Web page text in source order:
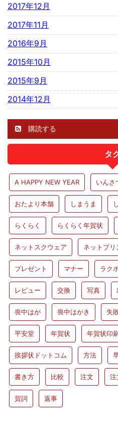
2017年12月
2017年11月
2016年9月
2015年10月
2015年9月
2014年12月
購読する
タ
A HAPPY NEW YEAR いんさ
おたより本舗 しまうま
らくらく らくらく年賀状
ネットスクウェア ネットプリ
プレゼント マナー ラク
レビュー 交換 写真
喪中はが 喪中はがき 失
平安堂 年賀状 年賀状印
挨拶状ドットコム 方法
書き方 比較 注文 注
賀詞 返事